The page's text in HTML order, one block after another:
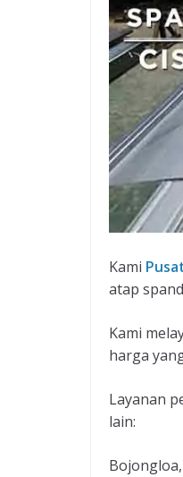
Kami
atap
Kami
harga
Layanan
lain: